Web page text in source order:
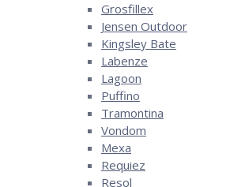
Grosfillex
Jensen Outdoor
Kingsley Bate
Labenze
Lagoon
Puffino
Tramontina
Vondom
Mexa
Requiez
Resol